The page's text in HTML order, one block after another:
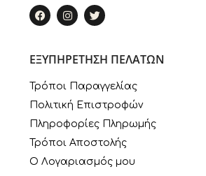
ΕΞΥΠΗΡΕΤΗΣΗ ΠΕΛΑΤΩΝ
Τρόποι Παραγγελίας
Πολιτική Επιστροφών
Πληροφορίες Πληρωμής
Τρόποι Αποστολής
Ο Λογαριασμός μου